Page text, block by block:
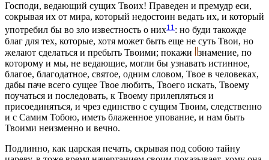
Господи, ведающий сущих Твоих! Праведен и премудр еси,
сокрывая их от мира, который недостоин ведать их, и который
употребил бы во зло известность о них11 : но буди такожде
благ для тех, которые, хотя может быть еще не суть Твои, но
желают сделаться и пребыть Твоими; покажи
знамение, по
которому и мы, не ведающие, могли бы узнавать истинное,
благое, благодатное, святое, одним словом, Твое в человеках,
дабы паче всего сущее Твое любить, Твоего искать, Твоему
поучаться и последовать, к Твоему прилепляться и
присоединяться, и чрез единство с сущим Твоим, следственно
и с Самим Тобою, иметь блаженное упование, и нам быть
Твоими неизменно и вечно.
Подлинно, как царская печать, скрывая под собою тайну